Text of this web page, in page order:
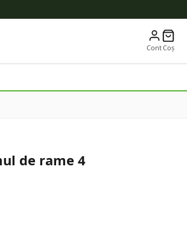
ContCoș
de rame 4